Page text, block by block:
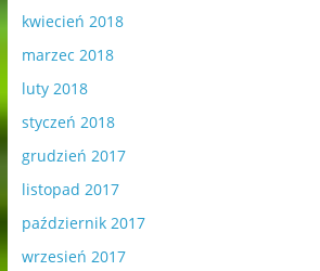
kwiecień 2018
marzec 2018
luty 2018
styczeń 2018
grudzień 2017
listopad 2017
październik 2017
wrzesień 2017